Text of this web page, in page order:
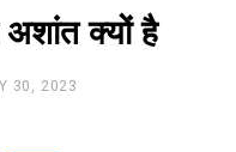
अशांत क्यों है
30, 2023